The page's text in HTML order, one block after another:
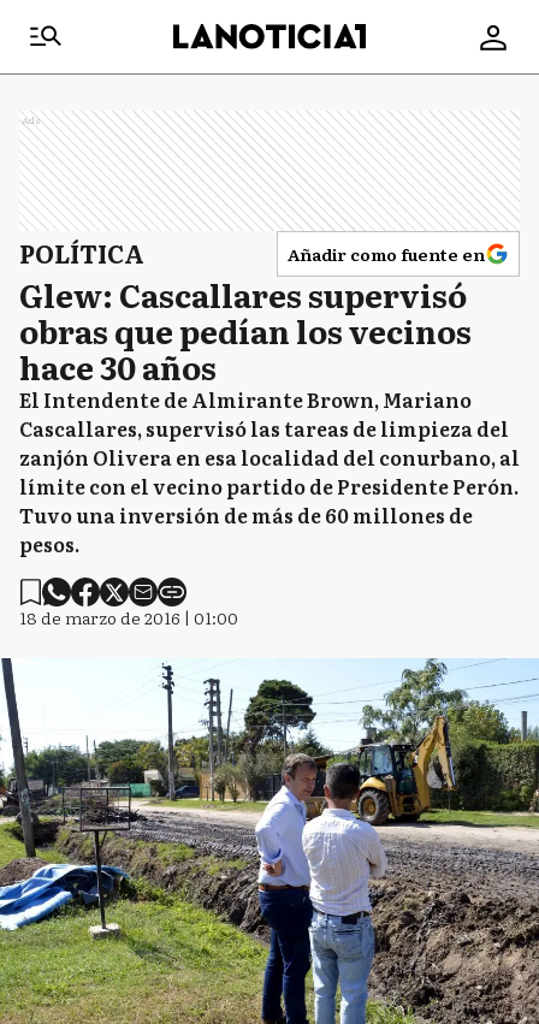
Ads
POLÍTICA Añadir como fuente en
Glew: Cascallares supervisó
obras que pedían los vecinos
hace 30 años
El Intendente de Almirante Brown, Mariano
Cascallares, supervisó las tareas de limpieza del
zanjón Olivera en esa localidad del conurbano, al
límite con el vecino partido de Presidente Perón.
Tuvo una inversión de más de 60 millones de
pesos.
18 de marzo de 2016 | 01:00